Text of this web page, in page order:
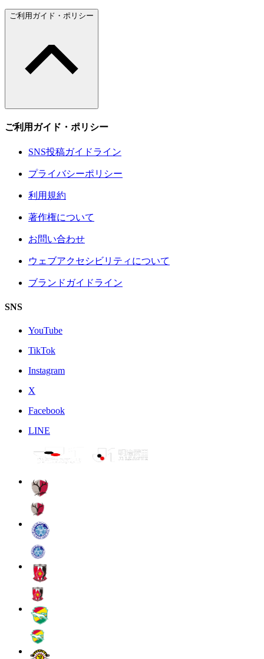
ご利用ガイド・ポリシー
ご利用ガイド・ポリシー
SNS投稿ガイドライン
プライバシーポリシー
利用規約
著作権について
お問い合わせ
ウェブアクセシビリティについて
ブランドガイドライン
SNS
YouTube
TikTok
Instagram
X
Facebook
LINE